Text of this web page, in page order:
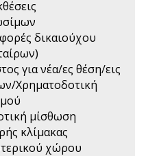
δικαιούχου
για νέα/ες θέση/εις
Χρηματοδοτική
μίσθωση
κλίμακας
χώρου